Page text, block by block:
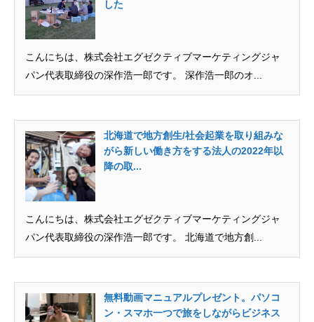
した
こんにちは、株式会社エグゼクティブマーケティングジャ
パン代表取締役の深作浩一郎です。 深作浩一郎のオ...
北海道で地方創生/社会起業を取り組みな
がら新しい働き方をする法人の2022年以
降の取...
こんにちは、株式会社エグゼクティブマーケティングジャ
パン代表取締役の深作浩一郎です。 北海道で地方創...
無料動画マニュアルプレゼント。パソコ
ン・スマホ一つで旅をしながらビジネス